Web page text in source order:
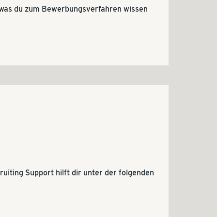
du zum Bewerbungsverfahren wissen
Support hilft dir unter der folgenden